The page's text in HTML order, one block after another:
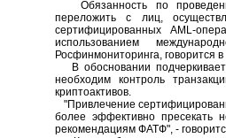
Обязанность по
переложить с лиц,
сертифицированных AML-
использованием
Росфинмониторинга, говорится в
В обосновании
необходим контроль
криптоактивов.
"Привлечение
более эффективно пресекать
рекомендациям ФАТФ", -